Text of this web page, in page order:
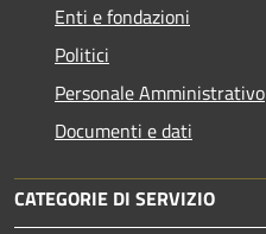
Enti e fondazioni
Politici
Personale Amministrativo
Documenti e dati
CATEGORIE DI SERVIZIO